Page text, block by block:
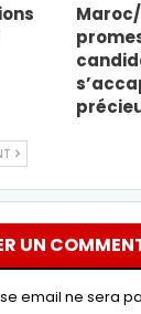
UN
email ne sera